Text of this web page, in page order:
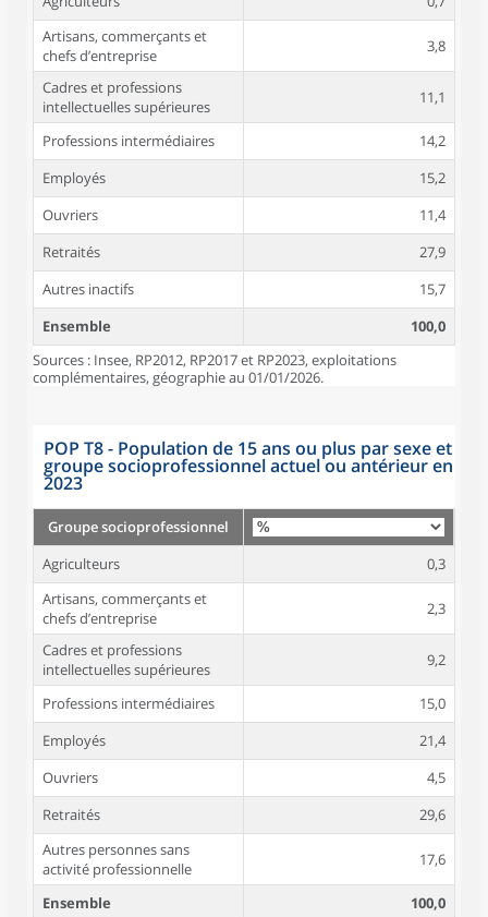
Artisans, commerçants et
chefs d’entreprise
3,8
Cadres et professions
intellectuelles supérieures
11,1
Professions intermédiaires
14,2
Employés
15,2
Ouvriers
11,4
Retraités
27,9
Autres inactifs
15,7
Ensemble
100,0
Sources : Insee, RP2012, RP2017 et RP2023, exploitations
complémentaires, géographie au 01/01/2026.
POP T8 - Population de 15 ans ou plus par sexe et
groupe socioprofessionnel actuel ou antérieur en
2023
Groupe socioprofessionnel
Agriculteurs
0,3
Artisans, commerçants et
chefs d’entreprise
2,3
Cadres et professions
intellectuelles supérieures
9,2
Professions intermédiaires
15,0
Employés
21,4
Ouvriers
4,5
Retraités
29,6
Autres personnes sans
activité professionnelle
17,6
Ensemble
100,0